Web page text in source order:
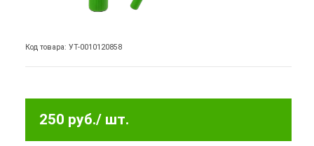
Код товара: УТ-0010120858
250 руб./ шт.